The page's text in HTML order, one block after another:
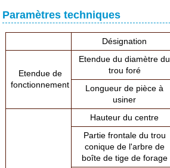
Paramètres techniques
Désignation
Etendue de
fonctionnement
Etendue du diamètre du
trou foré
Longueur de pièce à
usiner
Hauteur du centre
Partie frontale du trou
conique de l'arbre de
boîte de tige de forage